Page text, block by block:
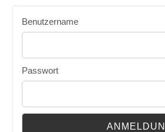
Benutzername
Passwort